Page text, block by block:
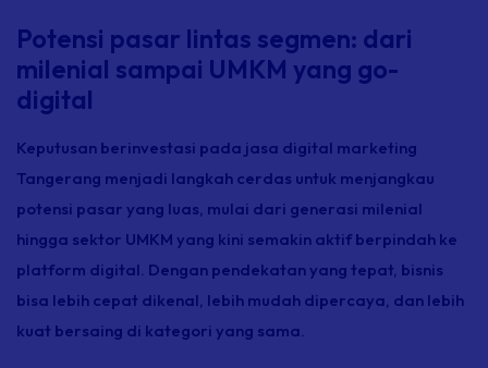
Potensi pasar lintas segmen: dari
milenial sampai UMKM yang go-
digital
Keputusan berinvestasi pada jasa digital marketing
Tangerang menjadi langkah cerdas untuk menjangkau
potensi pasar yang luas, mulai dari generasi milenial
hingga sektor UMKM yang kini semakin aktif berpindah ke
platform digital. Dengan pendekatan yang tepat, bisnis
bisa lebih cepat dikenal, lebih mudah dipercaya, dan lebih
kuat bersaing di kategori yang sama.